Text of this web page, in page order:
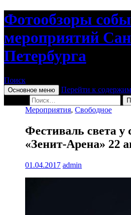
Фотообзоры
мероприятий
Петербурга
Поиск
Основное меню
Перейти к
Мероприятия,Свободное
Фестиваль света у
«Зенит-Арена» 22
01.04.2017 admin